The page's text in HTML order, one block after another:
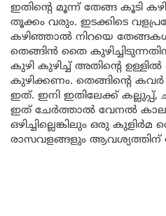
ഇതിന്റെ മൂന്ന് തേങ്ങ കൂടി
തൂക്കം വരും. ഇടക്കിടെ
കഴിഞ്ഞാൽ നിറയെ
തെങ്ങിൻ തൈ
കുഴി കുഴിച്ച് അതിന്റെ
കുഴിക്കണം. തെങ്ങിന്റെ കവർ
ഇത്. ഇനി ഇതിലേക്ക് കല്ലുപ്പ്,
ഇത് ചേർത്താൽ വേനൽ
ഒഴിച്ചില്ലെങ്കിലും ഒരു കുളിർമ
രാസവളങ്ങളും ആവശ്യത്തിന്